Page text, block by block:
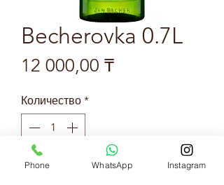
Becherovka 0.7L
12 000,00 ₸Цена
Количество *
Добавить в корзину
Phone WhatsApp Instagram